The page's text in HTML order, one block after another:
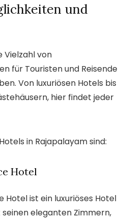
und
Vielzahl von
für Touristen und Reisende
Von luxuriösen Hotels bis
hier findet jeder
in Rajapalayam sind:
Hotel
Hotel ist ein luxuriöses Hotel
eleganten Zimmern,